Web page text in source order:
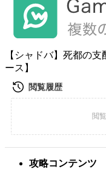
【シャドバ】死都の
ース】
攻略コンテンツ